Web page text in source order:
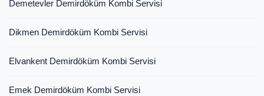
Demetevler Demirdöküm Kombi Servisi
Dikmen Demirdöküm Kombi Servisi
Elvankent Demirdöküm Kombi Servisi
Emek Demirdöküm Kombi Servisi